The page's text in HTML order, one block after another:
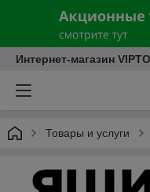
Интернет-магазин
Товары и услуги